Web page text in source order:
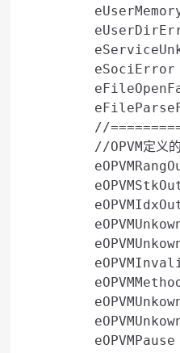
eSociError
//
//OPVM定义
eOPVMPause